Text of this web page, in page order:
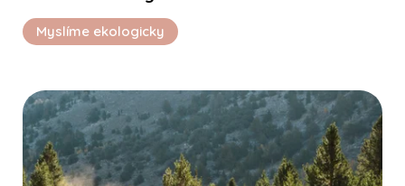
Myslíme ekologicky